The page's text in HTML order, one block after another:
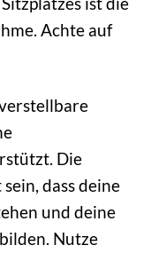
Achte auf
Die
dass deine
und deine
Nutze